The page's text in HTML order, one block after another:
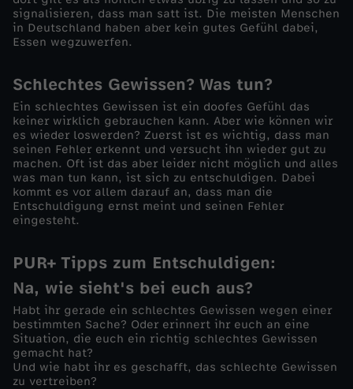
e
?
signalisieren, dass man satt ist. Die meisten Menschen
in Deutschland haben aber kein gutes Gefühl dabei,
Essen wegzuwerfen.
Schlechtes Gewissen? Was tun?
Ein schlechtes Gewissen ist ein doofes Gefühl das
keiner wirklich gebrauchen kann. Aber wie können wir
es wieder loswerden? Zuerst ist es wichtig, dass man
seinen Fehler erkennt und versucht ihn wieder gut zu
machen. Oft ist das aber leider nicht möglich und alles
was man tun kann, ist sich zu entschuldigen. Dabei
kommt es vor allem darauf an, dass man die
Entschuldigung ernst meint und seinen Fehler
eingesteht.
PUR+ Tipps zum Entschuldigen:
Na, wie sieht's bei euch aus?
Habt ihr gerade ein schlechtes Gewissen wegen einer
bestimmten Sache? Oder erinnert ihr euch an eine
Situation, die euch ein richtig schlechtes Gewissen
gemacht hat?
Und wie habt ihr es geschafft, das schlechte Gewissen
zu vertreiben?